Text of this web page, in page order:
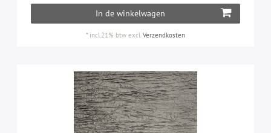
In de winkelwagen
* incl.21% btw excl.Verzendkosten